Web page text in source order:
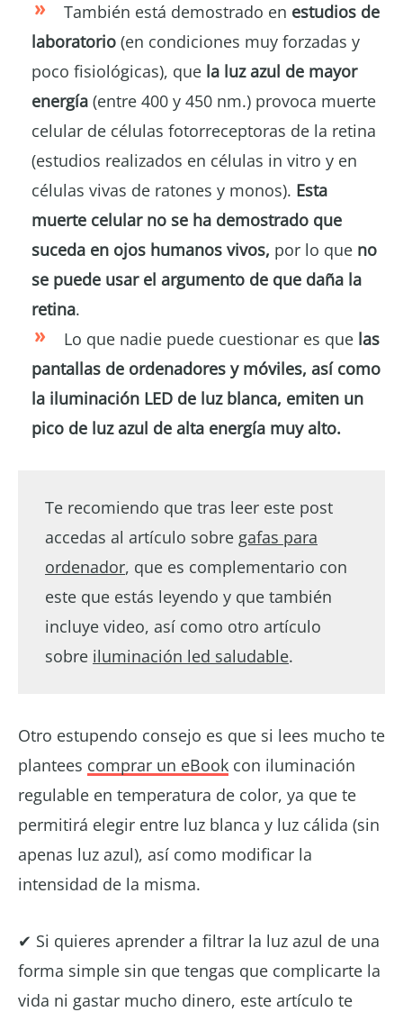
También está demostrado en estudios de
laboratorio (en condiciones muy forzadas y
poco fisiológicas), que la luz azul de mayor
energía (entre 400 y 450 nm.) provoca muerte
celular de células fotorreceptoras de la retina
(estudios realizados en células in vitro y en
células vivas de ratones y monos). Esta
muerte celular no se ha demostrado que
suceda en ojos humanos vivos, por lo que no
se puede usar el argumento de que daña la
retina.
Lo que nadie puede cuestionar es que las
pantallas de ordenadores y móviles, así como
la iluminación LED de luz blanca, emiten un
pico de luz azul de alta energía muy alto.
Te recomiendo que tras leer este post
accedas al artículo sobre gafas para
ordenador, que es complementario con
este que estás leyendo y que también
incluye video, así como otro artículo
sobre iluminación led saludable.
Otro estupendo consejo es que si lees mucho te
plantees comprar un eBook con iluminación
regulable en temperatura de color, ya que te
permitirá elegir entre luz blanca y luz cálida (sin
apenas luz azul), así como modificar la
intensidad de la misma.
✔ Si quieres aprender a filtrar la luz azul de una
forma simple sin que tengas que complicarte la
vida ni gastar mucho dinero, este artículo te